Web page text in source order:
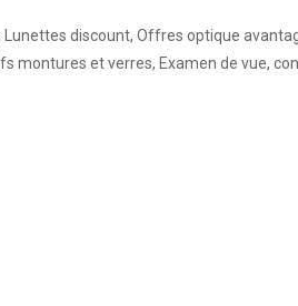
discount, Offres optique
montures et verres, Examen de vue,